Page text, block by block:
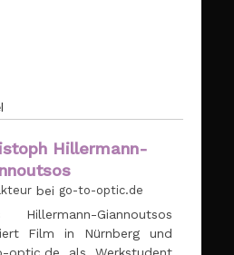
Hillermann-
bei go-to-optic.de
Hillermann-Giannoutsos
Film in Nürnberg und
optic.de als Werkstudent